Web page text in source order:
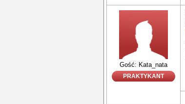
Gość: Kata_nata
PRAKTYKANT